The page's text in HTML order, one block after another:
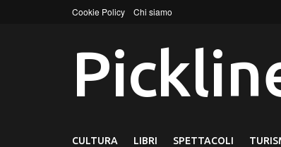
Cookie Policy Chi siamo
CULTURA LIBRI SPETTACOLI